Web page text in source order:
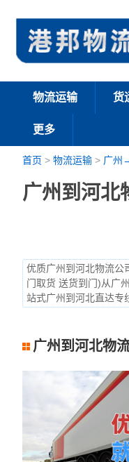
物流运输 货
更多
首页 >物流运输 > 广州
广州到河北
优质广州到河北物流公
门取货 送货到门)从广
站式广州到河北直达专
广州到河北物